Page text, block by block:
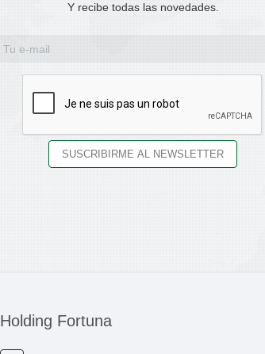
Y recibe todas las novedades.
Holding Fortuna